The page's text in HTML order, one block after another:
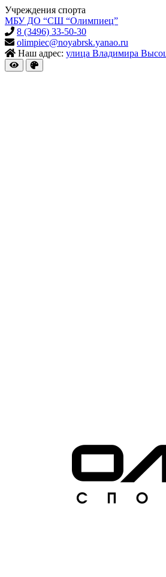
Учреждения спорта
МБУ ДО “СШ “Олимпиец”
8 (3496) 33-50-30
olimpiec@noyabrsk.yanao.ru
Наш адрес: улица Владимира